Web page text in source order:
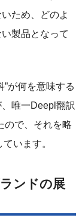
ため、どのよ
製品となって
が何を意味する
唯一Deepl翻訳
ので、それを略
います。
ンドの展